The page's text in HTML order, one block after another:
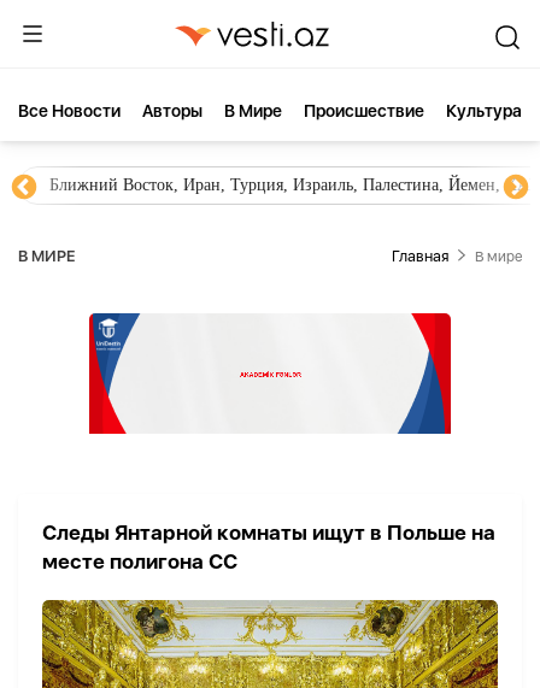
Все Новости Aвторы В Мире Происшествие Культура
Ближний Восток, Иран, Турция, Израиль, Палестина, Йемен,
В МИРЕ Главная В мире
Следы Янтарной комнаты ищут в Польше на
месте полигона СС